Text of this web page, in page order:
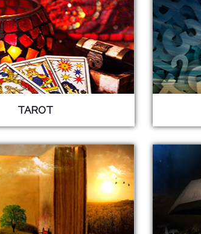
TAROT